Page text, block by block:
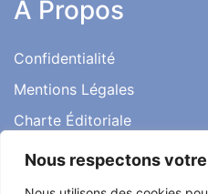
Nous respectons
A Propos
Confidentialité
Mentions Légales
Charte Éditoriale
Conditions d’utilisation